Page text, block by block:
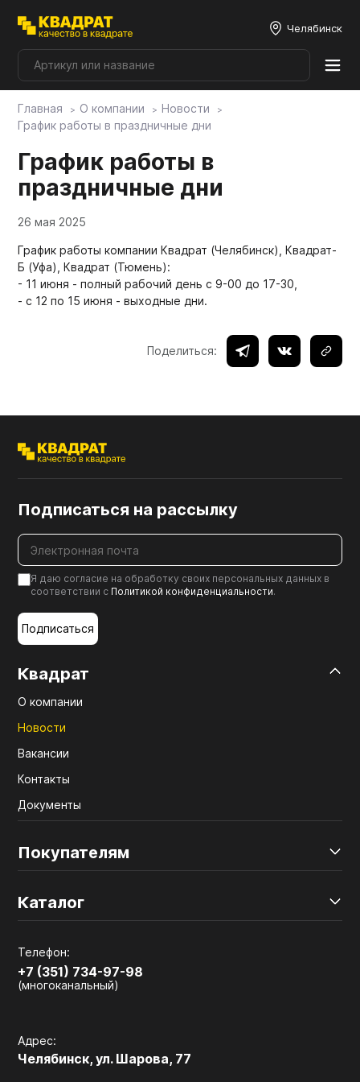
Челябинск
Плитные материалы
Фурнитура
Столешницы
Мой ЭГГЕР
Главная О компании
Новости
График работы в праздничные дни
График работы в
праздничные дни
26 мая 2025
Поделиться:
График работы компании Квадрат (Челябинск), Квадрат-
Б (Уфа), Квадрат (Тюмень):
- 11 июня - полный рабочий день с 9-00 до 17-30,
- с 12 по 15 июня - выходные дни.
Квадрат
О компании
Новости
Вакансии
Контакты
Документы
Покупателям
Каталог
Телефон:
+7 (351) 734-97-98
(многоканальный)
Адрес:
Челябинск, ул. Шарова, 77
Подписаться на рассылку
Я даю согласие на обработку своих персональных данных в
соответствии с Политикой конфиденциальности.
Подписаться